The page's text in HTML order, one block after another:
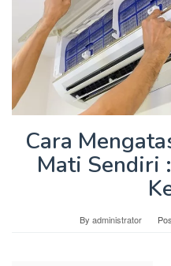
Cara
Mati Sendiri
By administrator